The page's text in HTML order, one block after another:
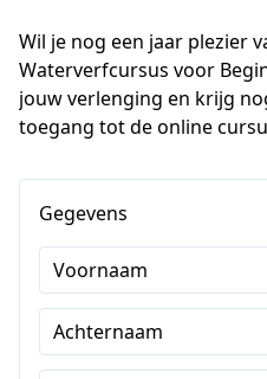
Wil je nog een jaar plezier
Waterverfcursus voor
jouw verlenging en krijg
toegang tot de online
Gegevens
Voornaam
Achternaam